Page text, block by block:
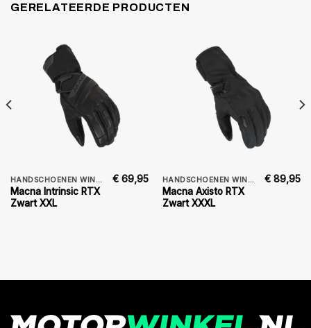
GERELATEERDE PRODUCTEN
HANDSCHOENEN WINTER
Macna Intrinsic RTX
Zwart XXL
€ 69,95 HANDSCHOENEN WINTER
Macna Axisto RTX
Zwart XXXL
€ 89,95